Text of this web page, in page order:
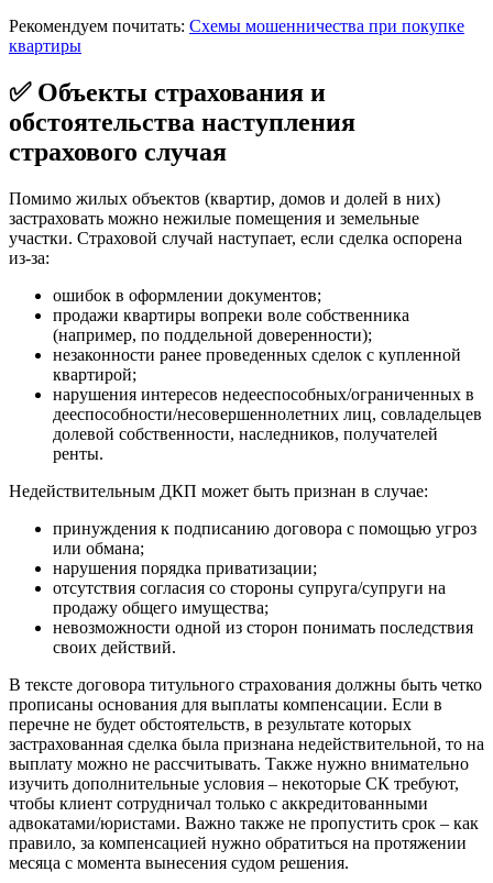
Рекомендуем почитать: Схемы мошенничества при покупке
квартиры
✅ Объекты страхования и
обстоятельства наступления
страхового случая
Помимо жилых объектов (квартир, домов и долей в них)
застраховать можно нежилые помещения и земельные
участки. Страховой случай наступает, если сделка оспорена
из-за:
ошибок в оформлении документов;
продажи квартиры вопреки воле собственника
(например, по поддельной доверенности);
незаконности ранее проведенных сделок с купленной
квартирой;
нарушения интересов недееспособных/ограниченных в
дееспособности/несовершеннолетних лиц, совладельцев
долевой собственности, наследников, получателей
ренты.
Недействительным ДКП может быть признан в случае:
принуждения к подписанию договора с помощью угроз
или обмана;
нарушения порядка приватизации;
отсутствия согласия со стороны супруга/супруги на
продажу общего имущества;
невозможности одной из сторон понимать последствия
своих действий.
В тексте договора титульного страхования должны быть четко
прописаны основания для выплаты компенсации. Если в
перечне не будет обстоятельств, в результате которых
застрахованная сделка была признана недействительной, то на
выплату можно не рассчитывать. Также нужно внимательно
изучить дополнительные условия – некоторые СК требуют,
чтобы клиент сотрудничал только с аккредитованными
адвокатами/юристами. Важно также не пропустить срок – как
правило, за компенсацией нужно обратиться на протяжении
месяца с момента вынесения судом решения.